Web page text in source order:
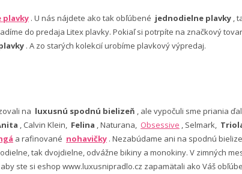
plavky . U nás nájdete ako tak obľúbené jednodielne plavky ,
do predaja Litex plavky. Pokiaľ si potrpíte na značkový
. A zo starých kolekcií urobíme plavkový výpredaj.
na luxusnú spodnú bielizeň , ale vypočuli sme priania
, Calvin Klein, Felina , Naturana, Obsessive , Selmark,
a rafinované nohavičky . Nezabúdame ani na spodnú
tak dvojdielne, odvážne bikiny a monokiny. V zimných
ste si eshop www.luxusnipradlo.cz zapamätali ako Váš